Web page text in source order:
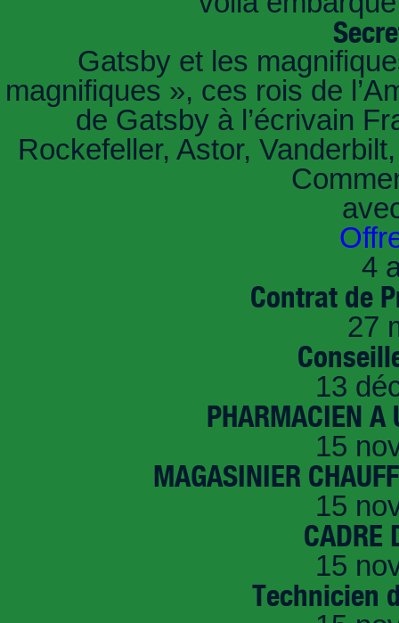
Gatsby et les
magnifiques », ces rois de
de Gatsby à l’écrivain
Rockefeller, Astor,
4
Contrat de
27
13
PHARMACIEN A
15
MAGASINIER
15
CADRE
15
Technicien